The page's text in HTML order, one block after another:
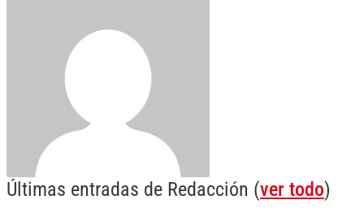
Últimas entradas de Redacción (ver todo)